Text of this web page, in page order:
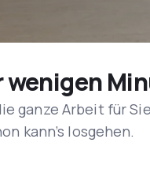
wenigen
ganze Arbeit für
kann’s losgehen.